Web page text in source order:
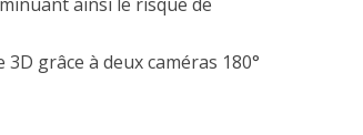
grâce à deux caméras 180°